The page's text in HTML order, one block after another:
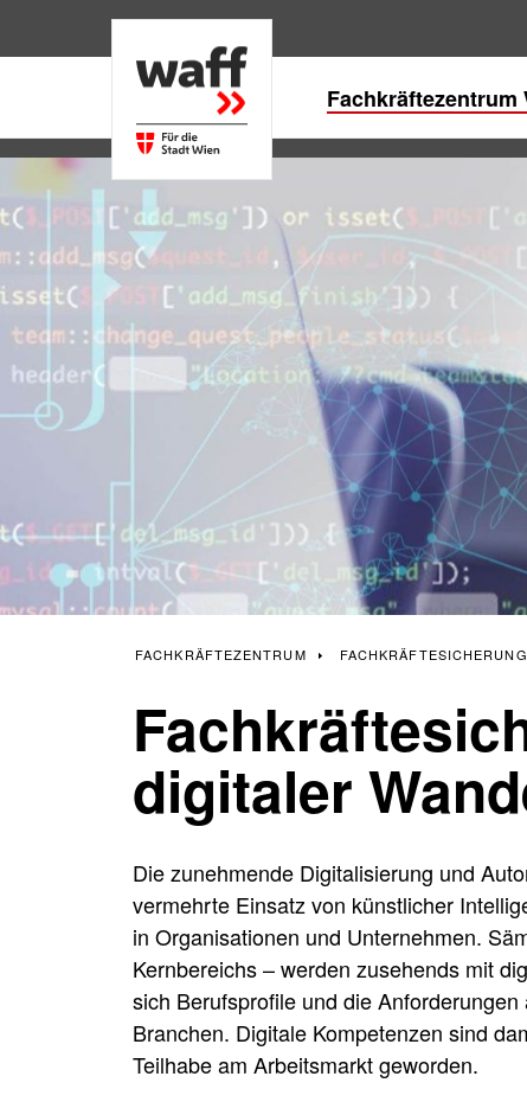
Fachkräftezentrum
FACHKRÄFTEZENTRUM FACHKRÄFTESICHERUNG UND
digitaler
Die zunehmende Digitalisierung und
vermehrte Einsatz von künstlicher
in Organisationen und Unternehmen.
Kernbereichs – werden zusehends mit
sich Berufsprofile und die
Branchen. Digitale Kompetenzen sind
Teilhabe am Arbeitsmarkt geworden.